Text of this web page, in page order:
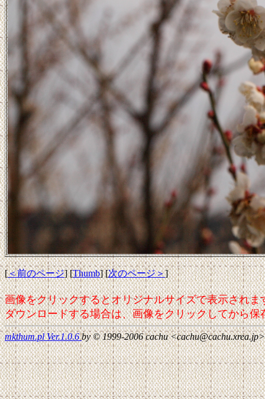
[＜前のページ] [Thumb] [次のページ＞]
画像をクリックするとオリジナルサイズで表示されま
ダウンロードする場合は、画像をクリックしてから保
mkthum.pl Ver.1.0.6by © 1999-2006 cachu <cachu@cachu.xrea.jp>